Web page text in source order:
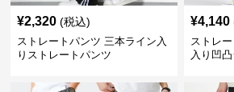
¥2,320 (税込)
ストレートパンツ 三本ライン入
りストレートパンツ
¥4,140
ストレ
入り凹